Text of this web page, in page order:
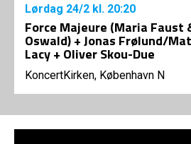
Lørdag 24/2 kl. 20:20
Force Majeure (Maria Faust
Oswald) + Jonas Frølund/
Lacy + Oliver Skou-Due
KoncertKirken, København N